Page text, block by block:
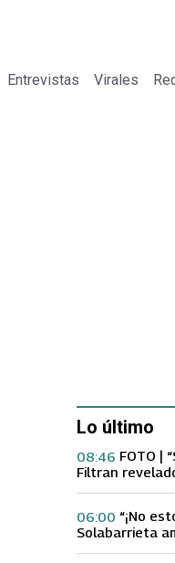
Entrevistas Virales
Lo último
FOTO |
Filtran
08:46
“¡No
Solabarrieta
06:00